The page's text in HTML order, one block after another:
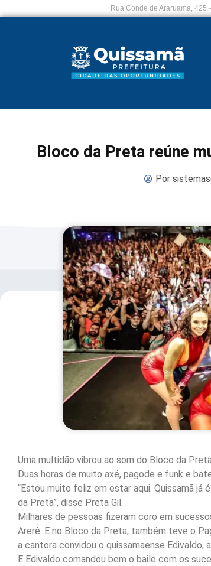
Rua Conde de Araruama, 425
Bloco da Preta reúne
Por
Uma multidão vibrou ao som do Bloco da
Duas horas de muito axé, pagode e funk e
“Estou muito feliz em estar aqui. Quissamã já
da Preta”, disse Preta Gil.
Milhares de pessoas fizeram coro em
Arerê. E no Bloco da Preta, também teve o
a cantora convidou o quissamaense Edivaldo,
E Edivaldo comandou bem o baile com os